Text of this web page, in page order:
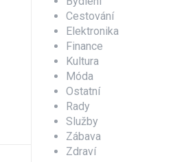
Cestování
Elektronika
Finance
Kultura
Móda
Ostatní
Rady
Služby
Zábava
Zdraví